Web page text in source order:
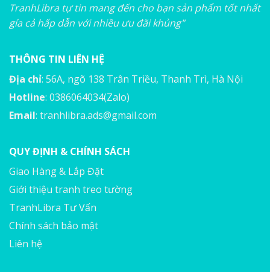
TranhLibra tự tin mang đến cho bạn sản phẩm tốt nhất
gía cả hấp dẫn với nhiều ưu đãi khủng"
THÔNG TIN LIÊN HỆ
Địa chỉ: 56A, ngõ 138 Trân Triều, Thanh Trì, Hà Nội
Hotline: 0386064034(Zalo)
Email: tranhlibra.ads@gmail.com
QUY ĐỊNH & CHÍNH SÁCH
Giao Hàng & Lắp Đặt
Giới thiệu tranh treo tường
TranhLibra Tư Vấn
Chính sách bảo mật
Liên hệ